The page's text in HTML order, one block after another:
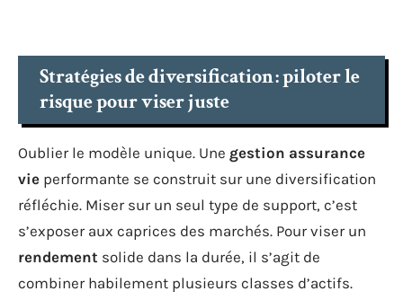
Stratégies de diversification : piloter le
risque pour viser juste
Oublier le modèle unique. Une gestion assurance
vie performante se construit sur une diversification
réfléchie. Miser sur un seul type de support, c’est
s’exposer aux caprices des marchés. Pour viser un
rendement solide dans la durée, il s’agit de
combiner habilement plusieurs classes d’actifs.